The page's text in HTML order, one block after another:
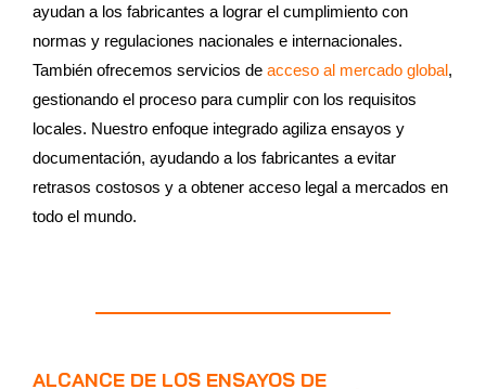
ayudan a los fabricantes a lograr el cumplimiento con
normas y regulaciones nacionales e internacionales.
También ofrecemos servicios de acceso al mercado global,
gestionando el proceso para cumplir con los requisitos
locales. Nuestro enfoque integrado agiliza ensayos y
documentación, ayudando a los fabricantes a evitar
retrasos costosos y a obtener acceso legal a mercados en
todo el mundo.
ALCANCE DE LOS ENSAYOS DE